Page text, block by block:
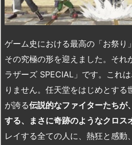
ゲーム史における最高の「お祭り
その究極の形を迎えました。それ
ラザーズ SPECIAL 」です。これ
りません。任天堂をはじめとする
が誇る伝説的なファイターたちが
する、まさに奇跡のようなクロス
レイする全ての人に、熱狂と感動